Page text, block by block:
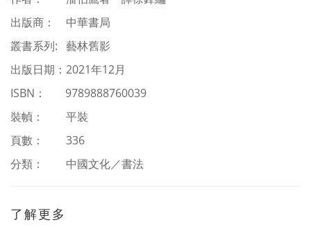
出版商： 中華書局
叢書系列: 藝林舊影
出版日期： 2021年12月
ISBN ：
9789888760039
裝幀： 平裝
頁數： 336
分類：
中國文化／書法
了解更多